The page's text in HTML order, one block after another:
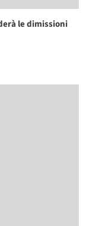
le dimissioni